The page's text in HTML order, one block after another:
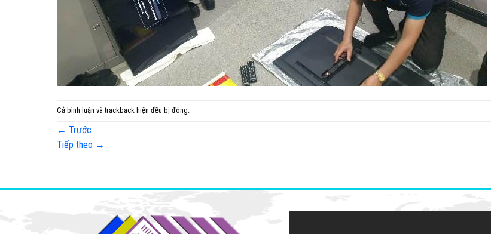
Cả bình luận và trackback hiện đều bị đóng.
← Trước
Tiếp theo →